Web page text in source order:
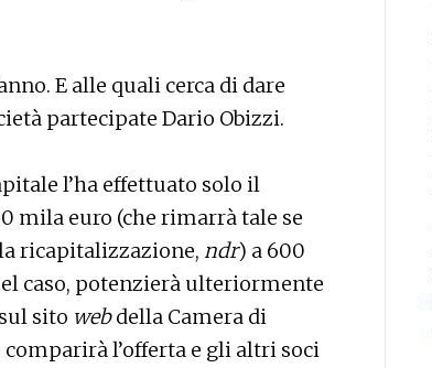
E alle quali cerca di dare
partecipate Dario Obizzi.
l’ha effettuato solo il
mila euro (che rimarrà tale se
ricapitalizzazione, ndr) a 600
caso, potenzierà ulteriormente
sito webdella Camera di
l’offerta e gli altri soci